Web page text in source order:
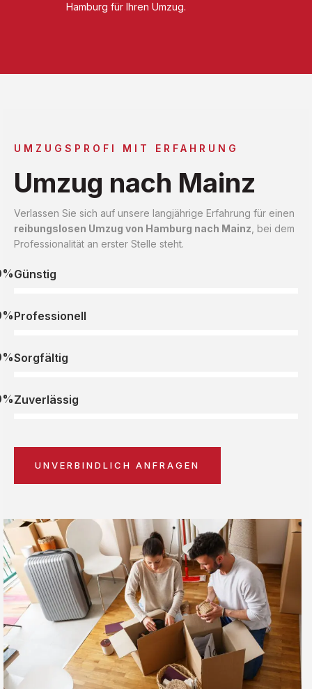
Hamburg für Ihren Umzug.
UMZUGSPROFI MIT ERFAHRUNG
Umzug nach Mainz
Verlassen Sie sich auf unsere langjährige Erfahrung für einen
reibungslosen Umzug von Hamburg nach Mainz , bei dem
Professionalität an erster Stelle steht.
Günstig
Professionell
Sorgfältig
Zuverlässig
UNVERBINDLICH ANFRAGEN